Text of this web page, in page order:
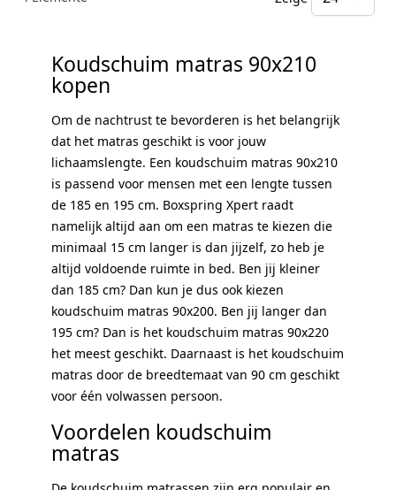
Koudschuim matras 90x210
kopen
Om de nachtrust te bevorderen is het belangrijk
dat het matras geschikt is voor jouw
lichaamslengte. Een koudschuim matras 90x210
is passend voor mensen met een lengte tussen
de 185 en 195 cm. Boxspring Xpert raadt
namelijk altijd aan om een matras te kiezen die
minimaal 15 cm langer is dan jijzelf, zo heb je
altijd voldoende ruimte in bed. Ben jij kleiner
dan 185 cm? Dan kun je dus ook kiezen
koudschuim matras 90x200. Ben jij langer dan
195 cm? Dan is het koudschuim matras 90x220
het meest geschikt. Daarnaast is het koudschuim
matras door de breedtemaat van 90 cm geschikt
voor één volwassen persoon.
Voordelen koudschuim
matras